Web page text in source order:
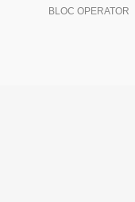
BLOC OPERATOR